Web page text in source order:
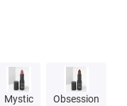
Mystic Obsession